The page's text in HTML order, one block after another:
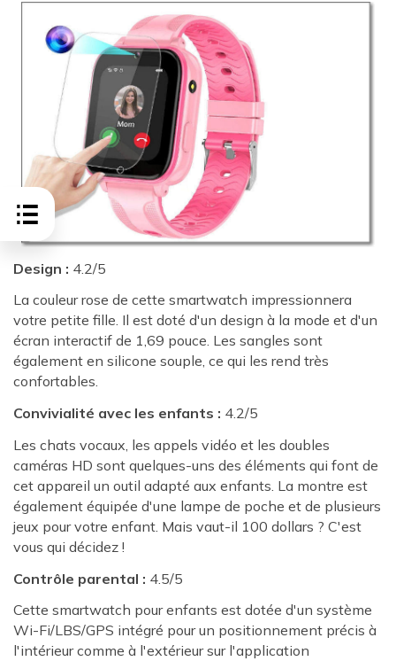
Design : 4.2/5
La couleur rose de cette smartwatch impressionnera
votre petite fille. Il est doté d'un design à la mode et d'un
écran interactif de 1,69 pouce. Les sangles sont
également en silicone souple, ce qui les rend très
confortables.
Convivialité avec les enfants : 4.2/5
Les chats vocaux, les appels vidéo et les doubles
caméras HD sont quelques-uns des éléments qui font de
cet appareil un outil adapté aux enfants. La montre est
également équipée d'une lampe de poche et de plusieurs
jeux pour votre enfant. Mais vaut-il 100 dollars ? C'est
vous qui décidez !
Contrôle parental : 4.5/5
Cette smartwatch pour enfants est dotée d'un système
Wi-Fi/LBS/GPS intégré pour un positionnement précis à
l'intérieur comme à l'extérieur sur l'application